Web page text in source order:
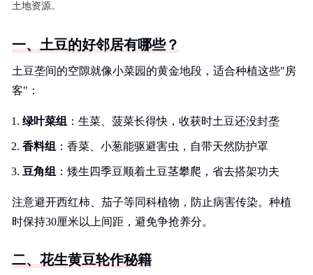
土地资源。
一、土豆的好邻居有哪些？
土豆垄间的空隙就像小菜园的黄金地段，适合种植这些"房
客"：
绿叶菜组 ：生菜、菠菜长得快，收获时土豆还没封垄
香料组 ：香菜、小葱能驱避害虫，自带天然防护罩
豆角组 ：矮生四季豆顺着土豆茎攀爬，省去搭架功夫
注意避开西红柿、茄子等同科植物，防止病害传染。种植
时保持30厘米以上间距，避免争抢养分。
二、花生黄豆轮作秘籍